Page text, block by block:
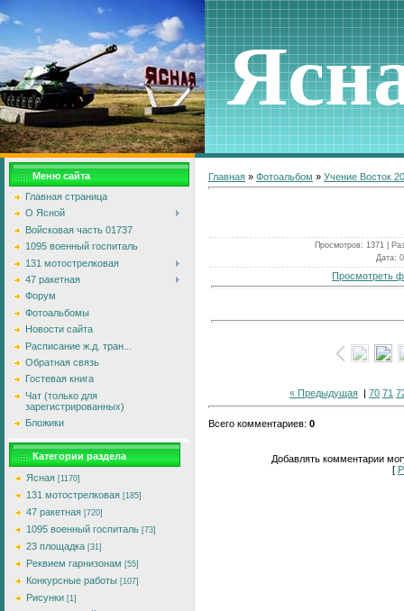
Меню сайта
Главная страница
О Ясной
Войсковая часть 01737
1095 военный госпиталь
131 мотострелковая
47 ракетная
Форум
Фотоальбомы
Новости сайта
Расписание ж.д. тран...
Обратная связь
Гостевая книга
Чат (только для
зарегистрированных)
Бложики
Категории раздела
Ясная [1170]
131 мотострелковая [185]
47 ракетная [720]
1095 военный госпиталь [73]
23 площадка [31]
Реквием гарнизонам [55]
Конкурсные работы [107]
Рисунки [1]
Главная » Фотоальбом » Учение Восток
Просмотров: 1371 |
Дата:
Просмотреть
« Предыдущая | 70 71
Всего комментариев: 0
Добавлять комментарии
[